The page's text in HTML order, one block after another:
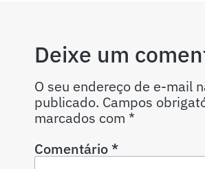
Deixe um
O seu endereço de e-mail
publicado. Campos
marcados com *
Comentário*